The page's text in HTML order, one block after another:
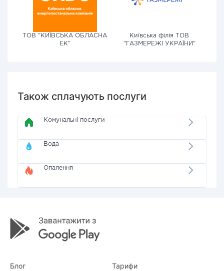
ТОВ "КИЇВСЬКА ОБЛАСНА
ЕК"
Київська філія ТОВ
"ГАЗМЕРЕЖІ УКРАЇНИ"
Також сплачують послуги
Комунальні послуги
Вода
Опалення
Блог Тарифи